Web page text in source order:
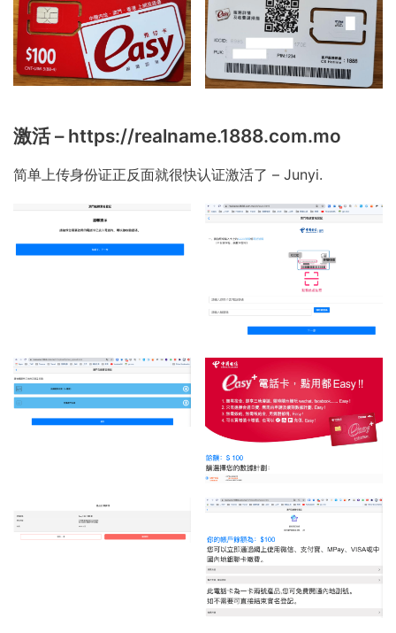
激活 – https://realname.1888.com.mo
简单上传身份证正反面就很快认证激活了 – Junyi.